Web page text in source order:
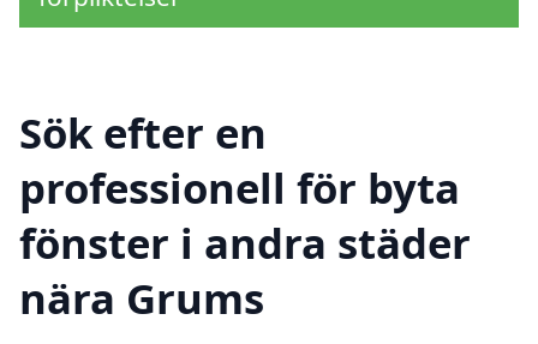
Sök efter en
professionell för byta
fönster i andra städer
nära Grums